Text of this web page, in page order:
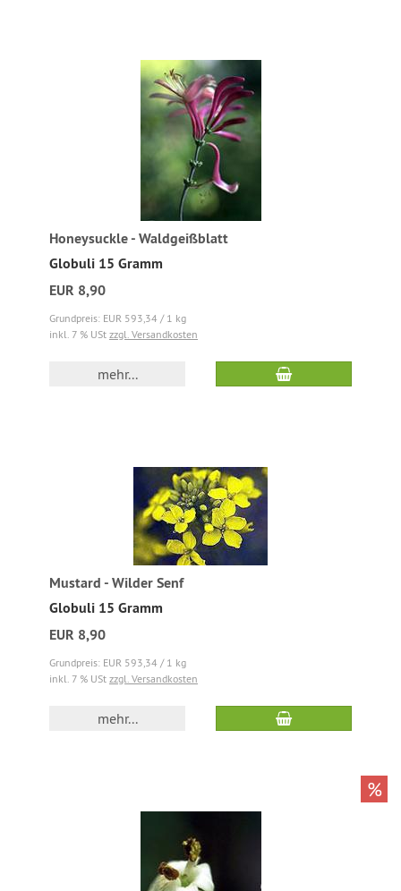
Honeysuckle - Waldgeißblatt
Globuli 15 Gramm
EUR 8,90
Grundpreis: EUR 593,34 / 1 kg
inkl. 7 % USt zzgl. Versandkosten
mehr...
Mustard - Wilder Senf
Globuli 15 Gramm
EUR 8,90
Grundpreis: EUR 593,34 / 1 kg
inkl. 7 % USt zzgl. Versandkosten
mehr...
%